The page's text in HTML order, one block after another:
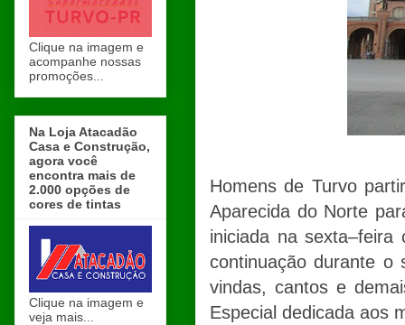
Homens de Turvo
Aparecida do Norte
iniciada na
continuação durante
vindas, cantos e
Especial dedicada aos
Clique na imagem e
acompanhe nossas
promoções...
Na Loja Atacadão
Casa e Construção,
agora você
encontra mais de
2.000 opções de
cores de tintas
Clique na imagem e
veja mais...